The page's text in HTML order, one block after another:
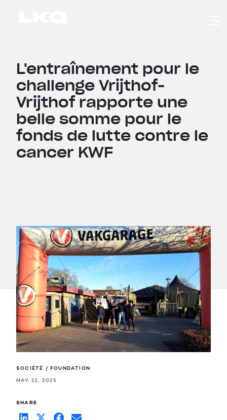
L'entraînement pour le
challenge Vrijthof-
Vrijthof rapporte une
belle somme pour le
fonds de lutte contre le
cancer KWF
SOCIÉTÉ / FOUNDATION
MAY 12, 2025
SHARE